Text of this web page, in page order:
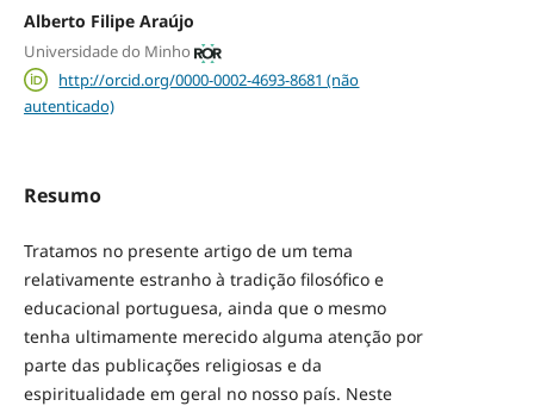
Alberto Filipe Araújo
Universidade do Minho
http://orcid.org/0000-0002-4693-8681 (não
autenticado)
Resumo
Tratamos no presente artigo de um tema
relativamente estranho à tradição filosófico e
educacional portuguesa, ainda que o mesmo
tenha ultimamente merecido alguma atenção por
parte das publicações religiosas e da
espiritualidade em geral no nosso país. Neste